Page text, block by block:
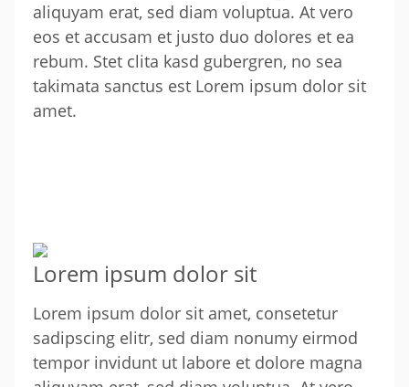
aliquyam erat, sed diam voluptua. At vero
eos et accusam et justo duo dolores et ea
rebum. Stet clita kasd gubergren, no sea
takimata sanctus est Lorem ipsum dolor sit
amet.
Lorem ipsum dolor sit
Lorem ipsum dolor sit amet, consetetur
sadipscing elitr, sed diam nonumy eirmod
tempor invidunt ut labore et dolore magna